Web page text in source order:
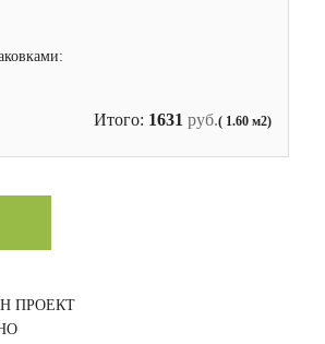
Итого: 1631 руб.( 1.60 м2)
ПРОЕКТ